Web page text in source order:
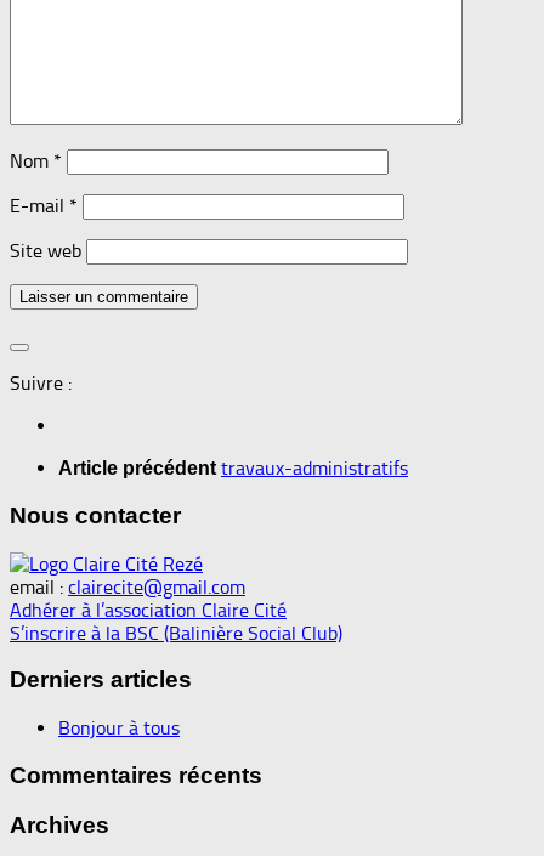
Nom *
E-mail *
Site web
Suivre :
Article précédent travaux-administratifs
Nous contacter
email : clairecite@gmail.com
Adhérer à l’association Claire Cité
S’inscrire à la BSC (Balinière Social Club)
Derniers articles
Bonjour à tous
Commentaires récents
Archives